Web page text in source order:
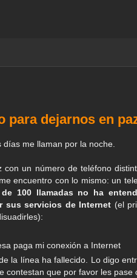
para dejarnos en
días me llaman por la noche.
con un número de teléfono
encuentro con lo mismo: un
100 llamadas no ha
sus servicios de Internet (el
paga mi conexión a Internet
la línea ha fallecido. Lo digo
contestan que por favor les pase